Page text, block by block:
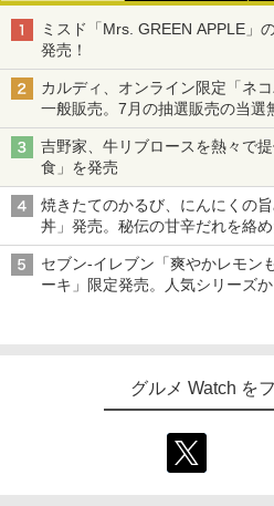
ミスド「Mrs. GREEN APPLE」
発売！
カルディ、オンライン限定「ネ
一般販売。7月の抽選販売の当選
吉野家、牛リブロースを熱々で
食」を発売
焼きたてのかるび、にんにくの
丼」発売。秘伝の甘辛だれを絡
セブン-イレブン「爽やかレモン
ーキ」限定発売。人気シリーズ
グルメ Watch を